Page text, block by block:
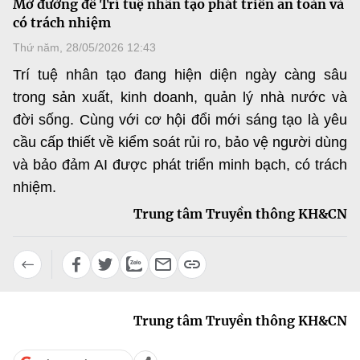
Sở Khoa học và Công nghệ
Chuyển đổi số
Sở hữu trí tuệ
Tiêu chuẩn, đo lường, chất lượng
Năng lượng nguyên tử
Tin địa phương
Văn bản QPPL
Lấy ý kiến người dân về dự thảo VBQPPL
MST IOFFICE
THỐNG KÊ
Khoa học và Công nghệ
Đổi mới sáng tạo
Chuyển đổi số
Bưu chính, Viễn thông
Sở hữu trí tuệ
Năng lượng nguyên tử
Multimedia
THƯ ĐIỆN TỬ
Khác
Videos
Ảnh
Mở đường để Trí tuệ nhân tạo phát triển an toàn và
có trách nhiệm
Thứ năm, 28/05/2026 12:43
Trí tuệ nhân tạo đang hiện diện ngày càng sâu
trong sản xuất, kinh doanh, quản lý nhà nước và
đời sống. Cùng với cơ hội đổi mới sáng tạo là yêu
cầu cấp thiết về kiểm soát rủi ro, bảo vệ người dùng
và bảo đảm AI được phát triển minh bạch, có trách
nhiệm.
Trung tâm Truyền thông KH&CN
Trung tâm Truyền thông KH&CN